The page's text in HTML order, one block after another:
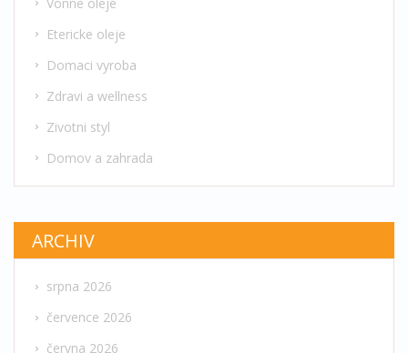
Etericke oleje
Domaci vyroba
Zdravi a wellness
Zivotni styl
Domov a zahrada
ARCHIV
srpna 2026
července 2026
června 2026